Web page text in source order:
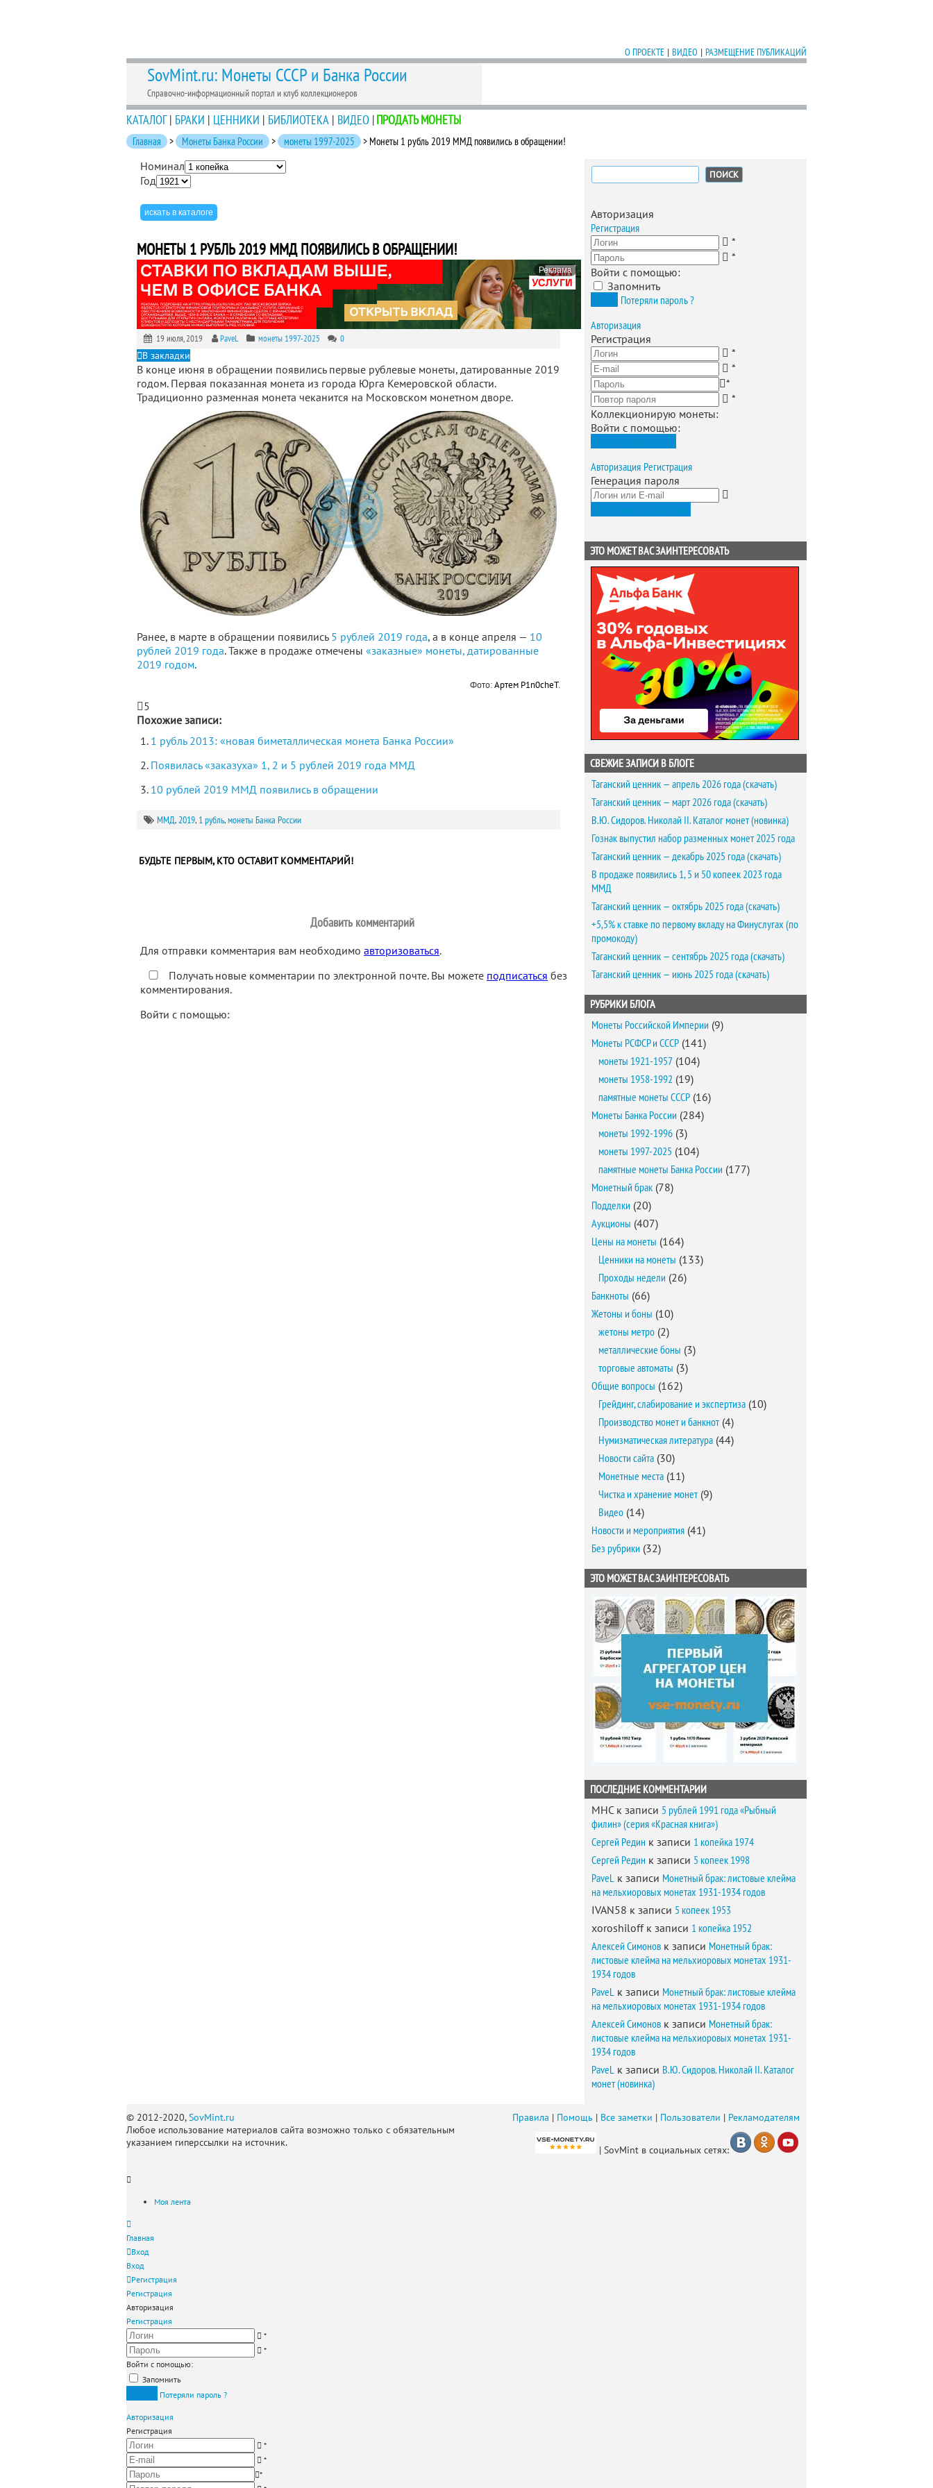
О ПРОЕКТЕ | ВИДЕО | РАЗМЕЩЕНИЕ ПУБЛИКАЦИЙ
SovMint.ru: Монеты СССР и Банка России
Справочно-информационный портал и клуб коллекционеров
КАТАЛОГ| БРАКИ | ЦЕННИКИ | БИБЛИОТЕКА | ВИДЕО |ПРОДАТЬ МОНЕТЫ
Главная > Монеты Банка России > монеты 1997-2025 > Монеты 1 рубль 2019 ММД появились в обращении!
Номинал
Год
МОНЕТЫ 1 РУБЛЬ 2019 ММД ПОЯВИЛИСЬ В ОБРАЩЕНИИ!
Реклама
19 июля, 2019 PaveL монеты 1997-2025 0
В закладки
В конце июня в обращении появились первые рублевые монеты, датированные 2019
годом. Первая показанная монета из города Юрга Кемеровской области.
Традиционно разменная монета чеканится на Московском монетном дворе.
Ранее, в марте в обращении появились 5 рублей 2019 года, а в конце апреля — 10
рублей 2019 года. Также в продаже отмечены «заказные» монеты, датированные
2019 годом.
Фото:Артем P1n0cheT.
5
Похожие записи:
1 рубль 2013: «новая биметаллическая монета Банка России»
Появилась «заказуха» 1, 2 и 5 рублей 2019 года ММД
10 рублей 2019 ММД появились в обращении
ММД,2019, 1 рубль,монеты Банка России
БУДЬТЕ ПЕРВЫМ, КТО ОСТАВИТ КОММЕНТАРИЙ!
Добавить комментарий
Для отправки комментария вам необходимо авторизоваться.
Получать новые комментарии по электронной почте. Вы можете подписаться без
комментирования.
Войти с помощью:
Найти:
Авторизация
Регистрация
*
*
Войти с помощью:
Запомнить
Потеряли пароль ?
Авторизация
Регистрация
*
*
*
*
Коллекционирую монеты:
Войти с помощью:
Авторизация Регистрация
Генерация пароля
ЭТО МОЖЕТ ВАС ЗАИНТЕРЕСОВАТЬ
СВЕЖИЕ ЗАПИСИ В БЛОГЕ
Таганский ценник — апрель 2026 года (скачать)
Таганский ценник — март 2026 года (скачать)
В.Ю. Сидоров. Николай II. Каталог монет (новинка)
Гознак выпустил набор разменных монет 2025 года
Таганский ценник — декабрь 2025 года (скачать)
В продаже появились 1, 5 и 50 копеек 2023 года
ММД
Таганский ценник — октябрь 2025 года (скачать)
+5,5% к ставке по первому вкладу на Финуслугах (по
промокоду)
Таганский ценник — сентябрь 2025 года (скачать)
Таганский ценник — июнь 2025 года (скачать)
РУБРИКИ БЛОГА
Монеты Российской Империи (9)
Монеты РСФСР и СССР (141)
монеты 1921-1957 (104)
монеты 1958-1992 (19)
памятные монеты СССР (16)
Монеты Банка России (284)
монеты 1992-1996 (3)
монеты 1997-2025 (104)
памятные монеты Банка России (177)
Монетный брак (78)
Подделки (20)
Аукционы (407)
Цены на монеты (164)
Ценники на монеты (133)
Проходы недели (26)
Банкноты (66)
Жетоны и боны (10)
жетоны метро (2)
металлические боны (3)
торговые автоматы (3)
Общие вопросы (162)
Грейдинг, слабирование и экспертиза (10)
Производство монет и банкнот(4)
Нумизматическая литература (44)
Новости сайта (30)
Монетные места (11)
Чистка и хранение монет(9)
Видео (14)
Новости и мероприятия (41)
Без рубрики (32)
ЭТО МОЖЕТ ВАС ЗАИНТЕРЕСОВАТЬ
ПОСЛЕДНИЕ КОММЕНТАРИИ
MHCк записи 5 рублей 1991 года «Рыбный
филин» (серия «Красная книга»)
Сергей Редин к записи 1 копейка 1974
Сергей Редин к записи 5 копеек 1998
PaveL к записи Монетный брак: листовые клейма
на мельхиоровых монетах 1931-1934 годов
IVAN58 к записи 5 копеек 1953
xoroshiloffк записи 1 копейка 1952
Алексей Симонов к записи Монетный брак:
листовые клейма на мельхиоровых монетах 1931-
1934 годов
PaveL к записи Монетный брак: листовые клейма
на мельхиоровых монетах 1931-1934 годов
Алексей Симонов к записи Монетный брак:
листовые клейма на мельхиоровых монетах 1931-
1934 годов
PaveL к записи В.Ю. Сидоров. Николай II. Каталог
монет (новинка)
© 2012-2020,SovMint.ru
Любое использование материалов сайта возможно только с обязательным
указанием гиперссылки на источник.
Правила | Помощь | Все заметки | Пользователи | Рекламодателям
| SovMint в социальных сетях:
Моя лента
Главная
Вход
Вход
Регистрация
Регистрация
Авторизация
Регистрация
*
*
Войти с помощью:
Запомнить
Потеряли пароль ?
Авторизация
Регистрация
*
*
*